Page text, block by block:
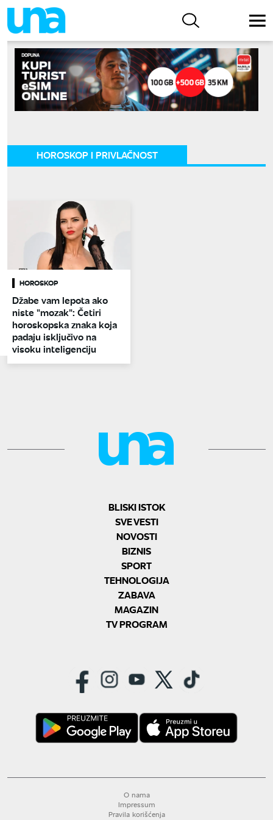
HOROSKOP I PRIVLAČNOST
HOROSKOP
Džabe vam lepota ako
niste "mozak": Četiri
horoskopska znaka koja
padaju isključivo na
visoku inteligenciju
BLISKI ISTOK
SVE VESTI
NOVOSTI
BIZNIS
SPORT
TEHNOLOGIJA
ZABAVA
MAGAZIN
TV PROGRAM
O nama
Impressum
Pravila korišćenja